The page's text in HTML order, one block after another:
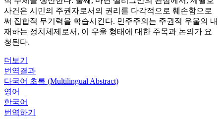
사건은 시민의 주권자로서의 권리를 다각적으로 훼손함으로
써 집합적 무기력을 학습시킨다. 민주주의는 주권적 우울의 내
재하는 정치체제로서, 이 우울 형태에 대한 주목과 논의가 요
청된다.
더보기
번역결과
다국어 초록 (Multilingual Abstract)
영어
한국어
번역하기